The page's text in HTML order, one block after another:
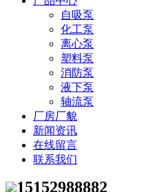
自吸泵
化工泵
离心泵
塑料泵
消防泵
液下泵
轴流泵
厂房厂貌
新闻资讯
在线留言
联系我们
15152988882